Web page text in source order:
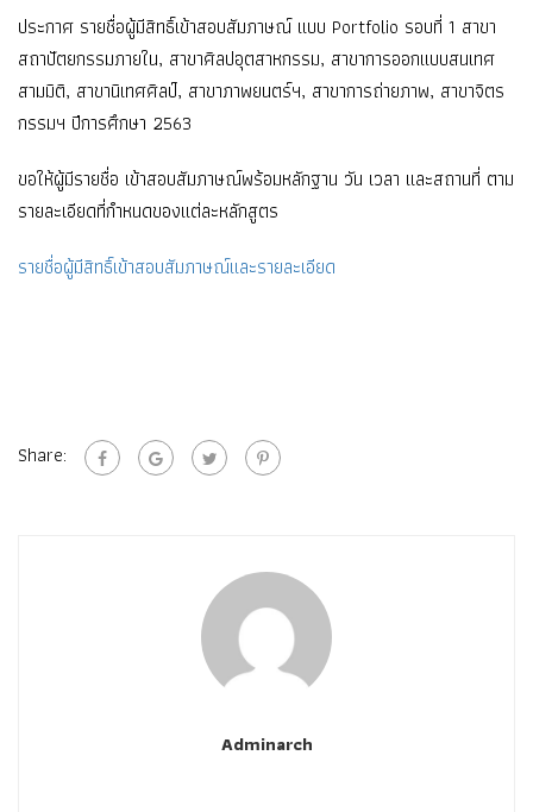
ประกาศ รายชื่อผู้มีสิทธิ์เข้าสอบสัมภาษณ์ แบบ Portfolio รอบที่ 1 สาขา
สถาปัตยกรรมภายใน, สาขาศิลปอุตสาหกรรม, สาขาการออกแบบสนเทศ
สามมิติ, สาขานิเทศศิลป์, สาขาภาพยนตร์ฯ, สาขาการถ่ายภาพ, สาขาจิตร
กรรมฯ ปีการศึกษา 2563
ขอให้ผู้มีรายชื่อ เข้าสอบสัมภาษณ์พร้อมหลักฐาน วัน เวลา และสถานที่ ตาม
รายละเอียดที่กำหนดของแต่ละหลักสูตร
รายชื่อผู้มีสิทธิ์เข้าสอบสัมภาษณ์และรายละเอียด
Share:
Adminarch